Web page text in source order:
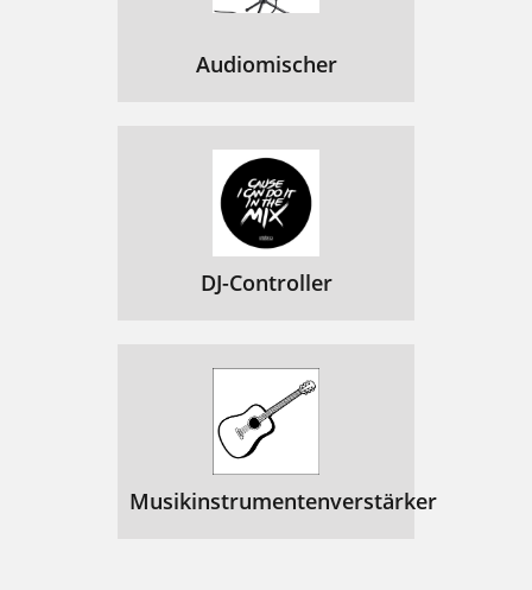
Audiomischer
DJ-Controller
Musikinstrumentenverstärker